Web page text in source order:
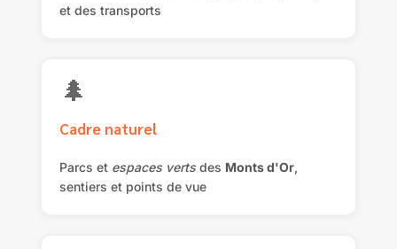
et des transports
🌲
Cadre naturel
Parcs et espaces vertsdes Monts d'Or,
sentiers et points de vue